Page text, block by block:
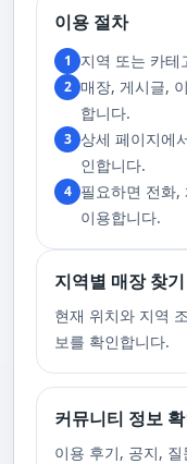
이용하시기 전에, 아래 주
기 바랍니다. 부경샵 서비스에 대한 높은 수요를 감안하여, 이용 요건을 간
소화하여 필수적인 사항으
비스 이용 중 문제가 발생
인해 만취 상태에서는 서
러한 상태에서는 다음 기회에 이
원활한 의사소통이 이루어
합니다. 이에 공중전화 사
고 있습니다. 또한, 자주 발
우, 향후 서비스 예약에 제
으로 사용하며, 합리적인
https://bkshop.kr/더욱 새
https://newbkshop.com/
https://play.google.com/
이용 절차
1 지역 또는 카테
2 매장, 게시글,
합니다.
3 상세 페이지에
인합니다.
4 필요하면 전화,
이용합니다.
지역별 매장 찾기
현재 위치와 지역
보를 확인합니다.
커뮤니티 정보
이용 후기, 공지,